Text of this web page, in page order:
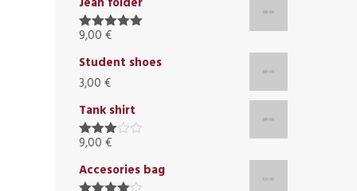
Valorado
de 5
9,00 €
Student shoes
3,00 €
Tank shirt
Valorado
3.00
de 5
9,00 €
Accesories bag